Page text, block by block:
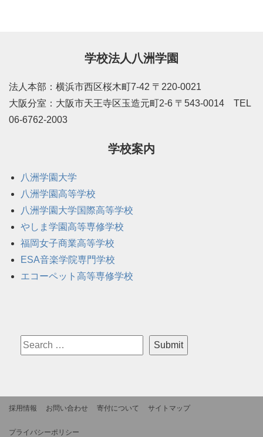
学校法人八洲学園
法人本部：横浜市西区桜木町7-42 〒220-0021
大阪分室：大阪市天王寺区玉造元町2-6 〒543-0014 TEL
06-6762-2003
学校案内
八洲学園大学
八洲学園高等学校
八洲学園大学国際高等学校
やしま学園高等専修学校
福岡女子商業高等学校
ESA音楽学院専門学校
エコーペット高等専修学校
採用情報 お問い合わせ 寄付について サイトマップ
プライバシーポリシー